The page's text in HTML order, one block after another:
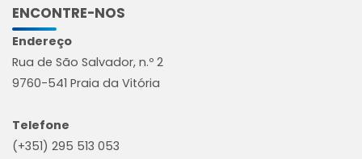
ENCONTRE-NOS
Endereço
Rua de São Salvador, n.º 2
9760-541 Praia da Vitória
Telefone
(+351) 295 513 053